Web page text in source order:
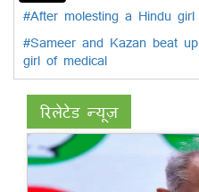
#After molesting a Hindu girl
#Sameer and Kazan beat
girl of medical
रिलेटेड न्यूज़